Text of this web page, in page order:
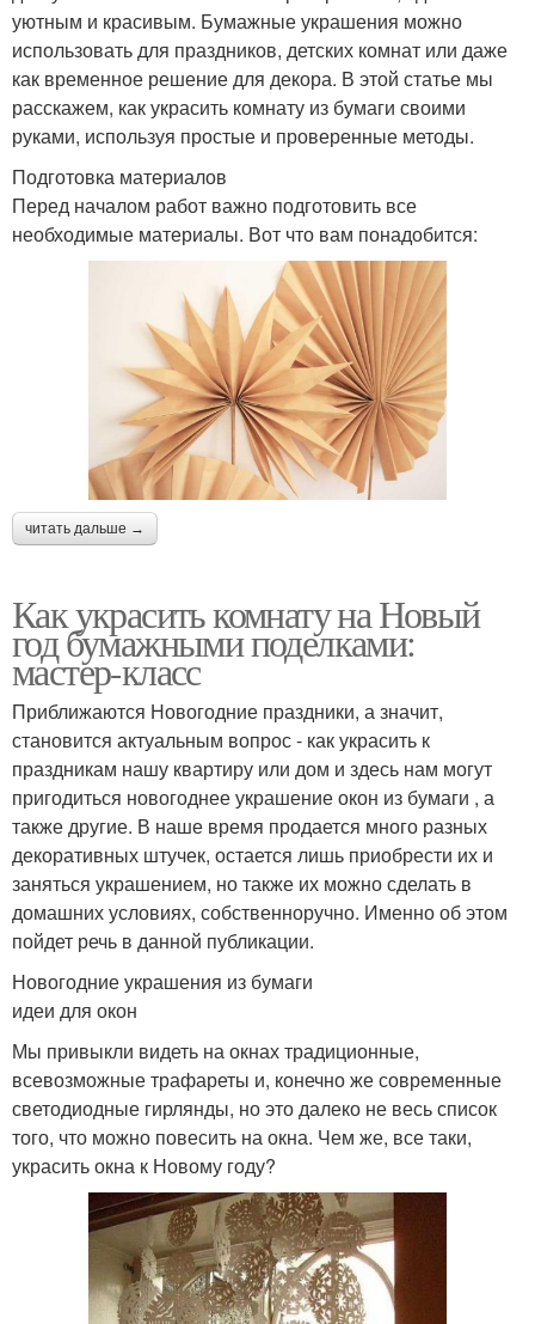
уютным и красивым. Бумажные украшения можно
использовать для праздников, детских комнат или даже
как временное решение для декора. В этой статье мы
расскажем, как украсить комнату из бумаги своими
руками, используя простые и проверенные методы.
Подготовка материалов
Перед началом работ важно подготовить все
необходимые материалы. Вот что вам понадобится:
читать дальше →
Как украсить комнату на Новый
год бумажными поделками:
мастер-класс
Приближаются Новогодние праздники, а значит,
становится актуальным вопрос - как украсить к
праздникам нашу квартиру или дом и здесь нам могут
пригодиться новогоднее украшение окон из бумаги , а
также другие. В наше время продается много разных
декоративных штучек, остается лишь приобрести их и
заняться украшением, но также их можно сделать в
домашних условиях, собственноручно. Именно об этом
пойдет речь в данной публикации.
Новогодние украшения из бумаги
идеи для окон
Мы привыкли видеть на окнах традиционные,
всевозможные трафареты и, конечно же современные
светодиодные гирлянды, но это далеко не весь список
того, что можно повесить на окна. Чем же, все таки,
украсить окна к Новому году?